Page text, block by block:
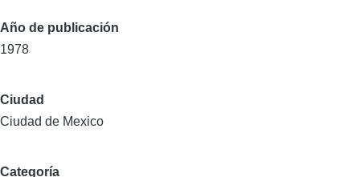
navegación
Año de publicación
1978
Ciudad
Ciudad de Mexico
Categoría